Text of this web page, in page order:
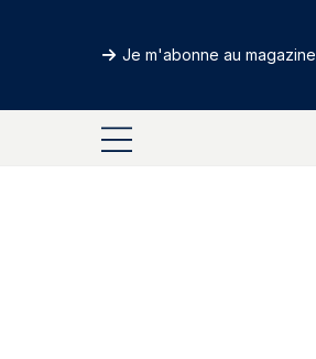
Je m'abonne au magazine